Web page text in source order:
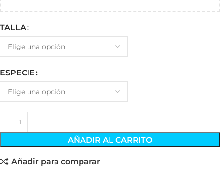
TALLA
ESPECIE
AÑADIR AL CARRITO
Añadir para comparar